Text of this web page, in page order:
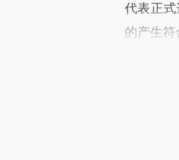
代表正
的产生符